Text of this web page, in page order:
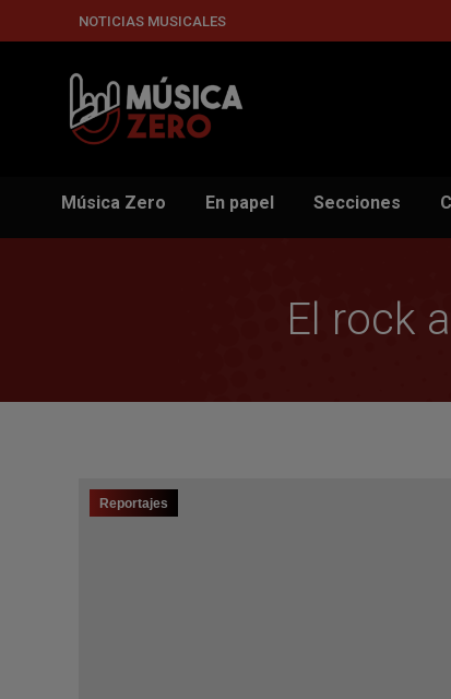
NOTICIAS MUSICALES
Música Zero En papel Secciones
El rock
Reportajes